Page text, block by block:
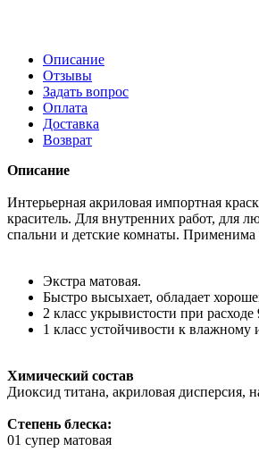
Описание
Отзывы
Задать вопрос
Оплата
Доставка
Возврат
Описание
Интерьерная акриловая импортная
краситель. Для внутренних работ, для
спальни и детские комнаты. Применима
Экстра матовая.
Быстро высыхает, обладает
2 класс укрывистости при расходе
1 класс устойчивости к
Химический состав
Диоксид титана, акриловая дисперсия,
Степень блеска:
01 супер матовая